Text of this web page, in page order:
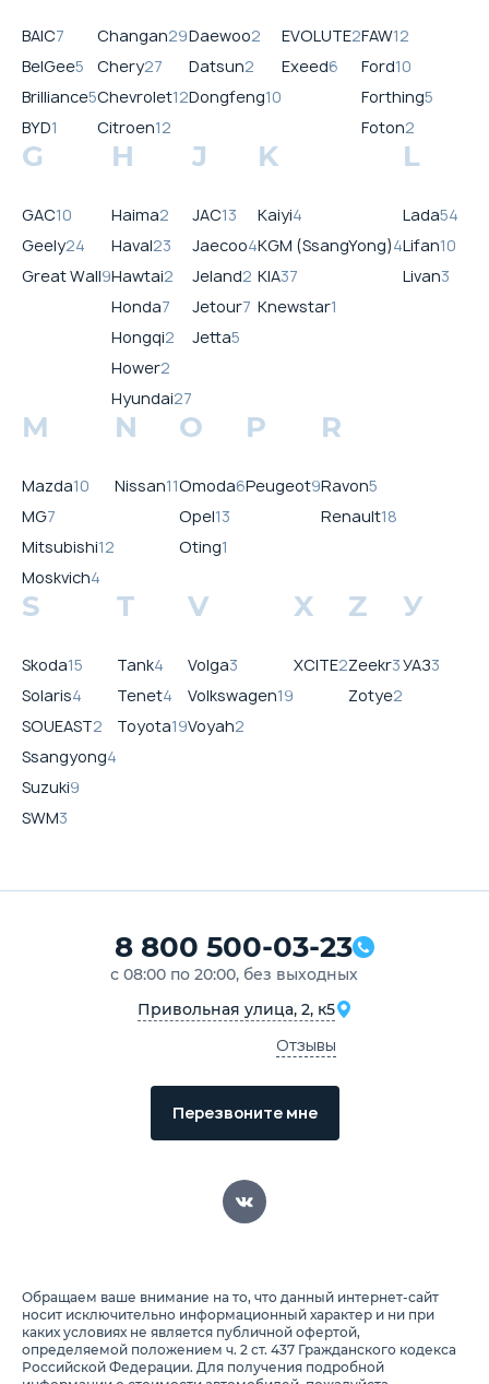
BAIC7
BelGee5
Brilliance5
BYD1
Changan29
Chery27
Chevrolet12
Citroen12
Daewoo2
Datsun2
Dongfeng10
EVOLUTE2
Exeed6
FAW12
Ford10
Forthing5
Foton2
G
GAC10
Geely24
Great Wall9
H
Haima2
Haval23
Hawtai2
Honda7
Hongqi2
Hower2
Hyundai27
J
JAC13
Jaecoo4
Jeland2
Jetour7
Jetta5
K
Kaiyi4
KGM (SsangYong)4
KIA37
Knewstar1
L
Lada54
Lifan10
Livan3
M
Mazda10
MG7
Mitsubishi12
Moskvich4
N
Nissan11
O
Omoda6
Opel13
Oting1
P
Peugeot9
R
Ravon5
Renault18
S
Skoda15
Solaris4
SOUEAST2
Ssangyong4
Suzuki9
SWM3
T
Tank4
Tenet4
Toyota19
V
Volga3
Volkswagen19
Voyah2
X
XCITE2
Z
Zeekr3
Zotye2
У
УАЗ3
8 800 500-03-23
с 08:00 по 20:00, без выходных
Привольная улица, 2, к5
Отзывы
Перезвоните мне
Обращаем ваше внимание на то, что данный интернет-сайт
носит исключительно информационный характер и ни при
каких условиях не является публичной офертой,
определяемой положением ч. 2 ст. 437 Гражданского кодекса
Российской Федерации. Для получения подробной